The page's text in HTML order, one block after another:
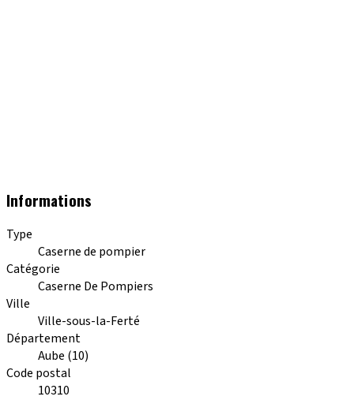
Informations
Type
Caserne de pompier
Catégorie
Caserne De Pompiers
Ville
Ville-sous-la-Ferté
Département
Aube (10)
Code postal
10310